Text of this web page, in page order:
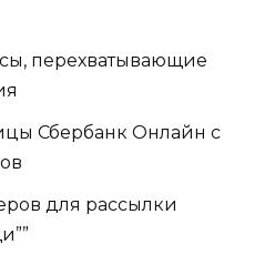
перехватывающие
Сбербанк Онлайн с
для рассылки